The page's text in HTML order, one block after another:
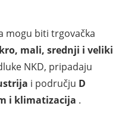
mogu biti trgovačka
mali, srednji i veliki
NKD, pripadaju
i području D
i klimatizacija .